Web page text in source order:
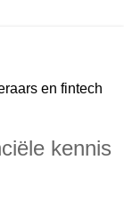
en fintech
kennis